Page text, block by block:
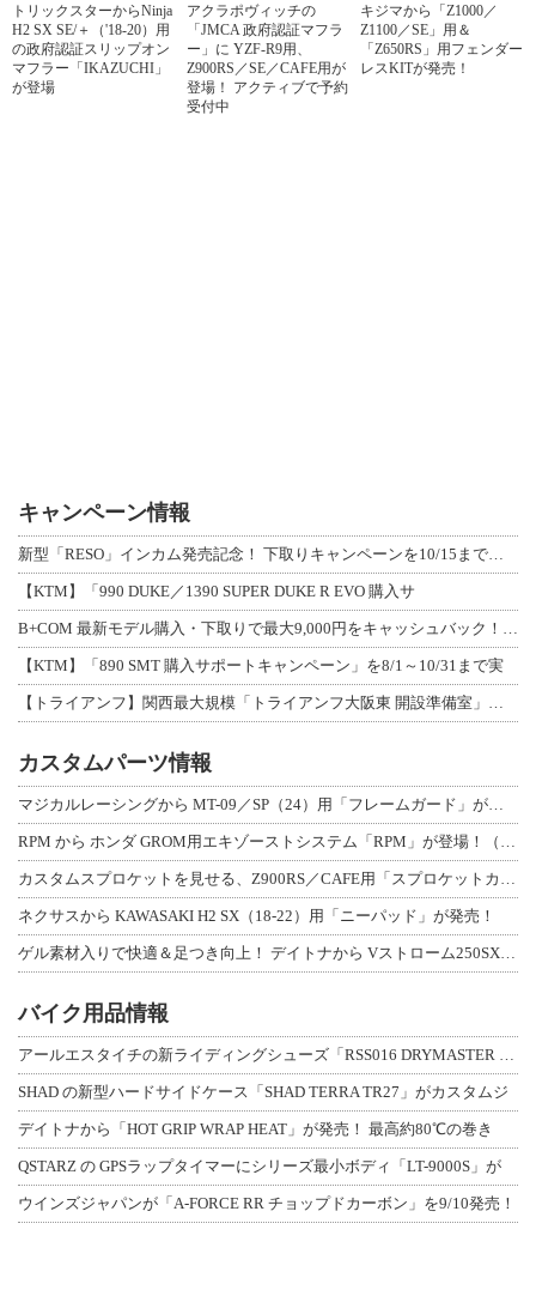
トリックスターからNinja
H2 SX SE/＋（'18-20）用
の政府認証スリップオン
マフラー「IKAZUCHI」
が登場
アクラポヴィッチの
「JMCA 政府認証マフラ
ー」に YZF-R9用、
Z900RS／SE／CAFE用が
登場！ アクティブで予約
受付中
キジマから「Z1000／
Z1100／SE」用＆
「Z650RS」用フェンダー
レスKITが発売！
キャンペーン情報
【KTM】「990 DUKE／1390 SUPER DUKE R EVO 購入サ
【KTM】「890 SMT 購入サポートキャンペーン」を8/1～10/31まで実
カスタムパーツ情報
ネクサスから KAWASAKI H2 SX（18-22）用「ニーパッド」が発売！
バイク用品情報
SHAD の新型ハードサイドケース「SHAD TERRA TR27」がカスタムジ
デイトナから「HOT GRIP WRAP HEAT」が発売！ 最高約80℃の巻き
QSTARZ の GPSラップタイマーにシリーズ最小ボディ「LT-9000S」が
ウインズジャパンが「A-FORCE RR チョップドカーボン」を9/10発売！